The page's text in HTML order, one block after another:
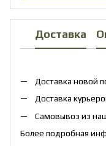
Доставка
Доставка новой
Доставка
Самовывоз из
Более подробная